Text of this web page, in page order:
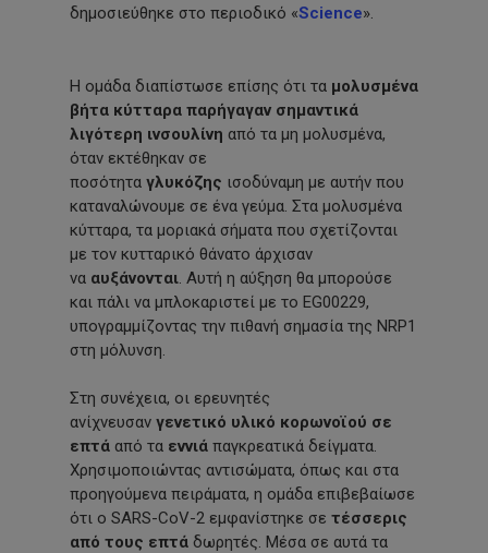
δημοσιεύθηκε στο περιοδικό «Science».
Η ομάδα διαπίστωσε επίσης ότι τα μολυσμένα
βήτα κύτταρα παρήγαγαν σημαντικά
λιγότερη ινσουλίνη από τα μη μολυσμένα,
όταν εκτέθηκαν σε
ποσότητα γλυκόζης ισοδύναμη με αυτήν που
καταναλώνουμε σε ένα γεύμα. Στα μολυσμένα
κύτταρα, τα μοριακά σήματα που σχετίζονται
με τον κυτταρικό θάνατο άρχισαν
να αυξάνονται . Αυτή η αύξηση θα μπορούσε
και πάλι να μπλοκαριστεί με το EG00229,
υπογραμμίζοντας την πιθανή σημασία της NRP1
στη μόλυνση.
Στη συνέχεια, οι ερευνητές
ανίχνευσαν γενετικό υλικό κορωνοϊού σε
επτά από τα εννιά παγκρεατικά δείγματα.
Χρησιμοποιώντας αντισώματα, όπως και στα
προηγούμενα πειράματα, η ομάδα επιβεβαίωσε
ότι ο SARS-CoV-2 εμφανίστηκε σε τέσσερις
από τους επτά δωρητές. Μέσα σε αυτά τα